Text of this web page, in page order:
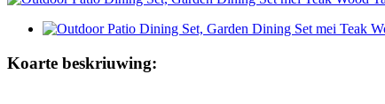
Koarte beskriuwing: